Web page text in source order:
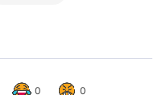
0 0